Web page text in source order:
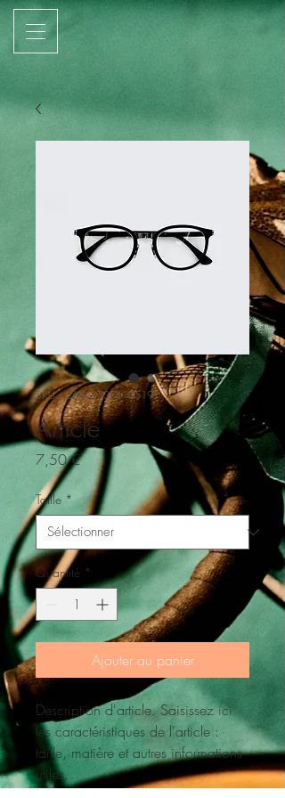
SKU : 366615376135191
Article
7,50 €Prix
Taille *
Quantité *
Ajouter au panier
Description d'article. Saisissez ici
les caractéristiques de l'article :
taille, matière et autres informations
utiles.